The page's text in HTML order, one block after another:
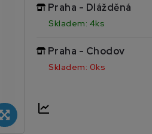
Praha - Dlážděná
Skladem: 4ks
Praha - Chodov
Skladem: 0ks